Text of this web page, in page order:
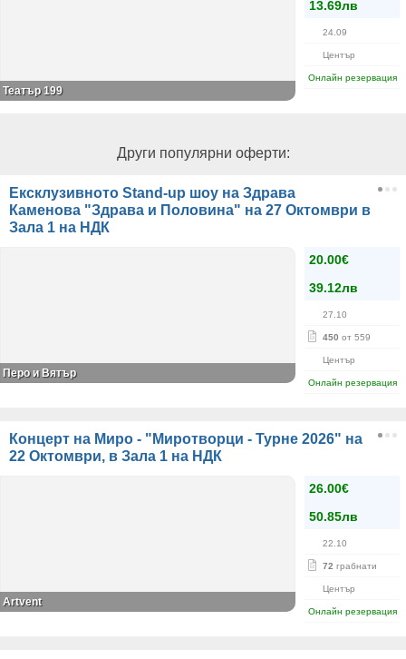
13.69лв
24.09
Център
Онлайн резервация
Театър 199
Други популярни оферти:
Ексклузивното Stand-up шоу на Здрава
Каменова "Здрава и Половина" на 27 Октомври в
Зала 1 на НДК
20.00€
39.12лв
27.10
450 от 559
Център
Онлайн резервация
Перо и Вятър
Концерт на Миро - "Миротворци - Турне 2026" на
22 Октомври, в Зала 1 на НДК
26.00€
50.85лв
22.10
72 грабнати
Център
Онлайн резервация
Artvent